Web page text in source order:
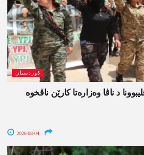
کوردستان
د ناڤا وەزارەتا کارێن ناڤخوە
2026-08-04